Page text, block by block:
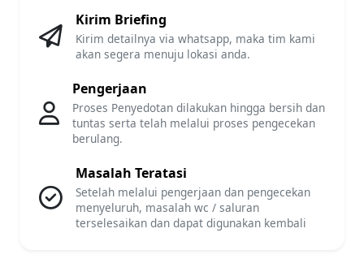
Kirim Briefing
Kirim detailnya via whatsapp, maka tim kami
akan segera menuju lokasi anda.
Pengerjaan
Proses Penyedotan dilakukan hingga bersih dan
tuntas serta telah melalui proses pengecekan
berulang.
Masalah Teratasi
Setelah melalui pengerjaan dan pengecekan
menyeluruh, masalah wc / saluran
terselesaikan dan dapat digunakan kembali